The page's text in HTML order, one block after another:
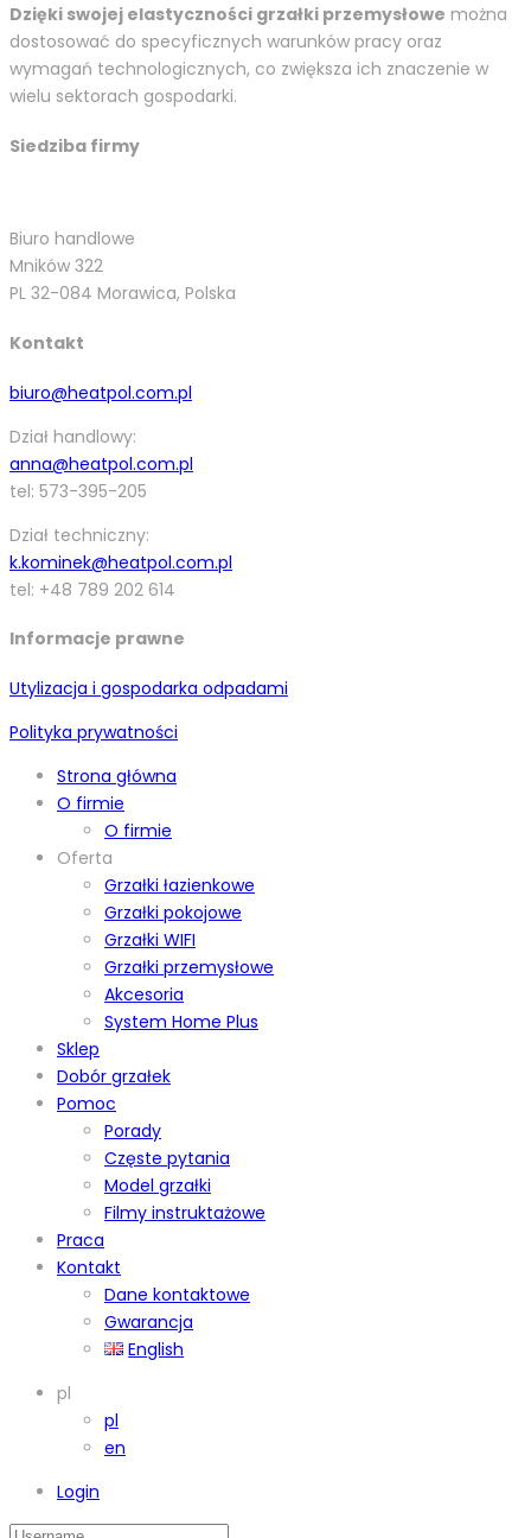
Dzięki swojej elastyczności grzałki przemysłowe można
dostosować do specyficznych warunków pracy oraz
wymagań technologicznych, co zwiększa ich znaczenie w
wielu sektorach gospodarki.
Siedziba firmy
Biuro handlowe
Mników 322
PL 32-084 Morawica, Polska
Kontakt
biuro@heatpol.com.pl
Dział handlowy:
anna@heatpol.com.pl
tel: 573-395-205
Dział techniczny:
k.kominek@heatpol.com.pl
tel: +48 789 202 614
Informacje prawne
Utylizacja i gospodarka odpadami
Polityka prywatności
Strona główna
O firmie
O firmie
Oferta
Grzałki łazienkowe
Grzałki pokojowe
Grzałki WIFI
Grzałki przemysłowe
Akcesoria
System Home Plus
Sklep
Dobór grzałek
Pomoc
Porady
Częste pytania
Model grzałki
Filmy instruktażowe
Praca
Kontakt
Dane kontaktowe
Gwarancja
English
pl
pl
en
Login